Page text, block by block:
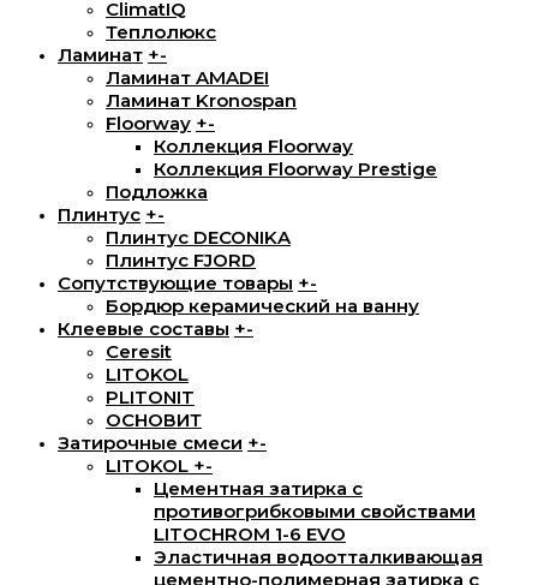
ClimatIQ
Теплолюкс
Ламинат +-
Ламинат AMADEI
Ламинат Kronospan
Floorway +-
Коллекция Floorway
Коллекция Floorway Prestige
Подложка
Плинтус +-
Плинтус DECONIKA
Плинтус FJORD
Сопутствующие товары +-
Бордюр керамический на ванну
Клеевые составы +-
Ceresit
LITOKOL
PLITONIT
ОСНОВИТ
Затирочные смеси +-
LITOKOL +-
Цементная затирка с
противогрибковыми свойствами
LITOCHROM 1-6 EVO
Эластичная водоотталкивающая
цементно-полимерная затирка с